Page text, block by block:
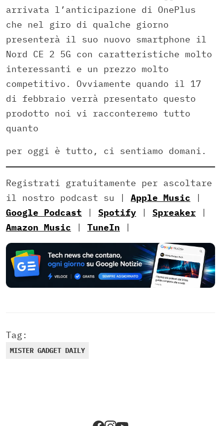
arrivata l’anticipazione di OnePlus
che nel giro di qualche giorno
presenterà il suo nuovo smartphone il
Nord CE 2 5G con caratteristiche molto
interessanti e un prezzo molto
competitivo. Ovviamente quando il 17
di febbraio verrà presentato questo
prodotto noi vi racconteremo tutto
quanto
per oggi è tutto, ci sentiamo domani.
Registrati gratuitamente per ascoltare
il nostro podcast su | Apple Music |
Google Podcast | Spotify | Spreaker |
Amazon Music | TuneIn |
Tag:
MISTER GADGET DAILY